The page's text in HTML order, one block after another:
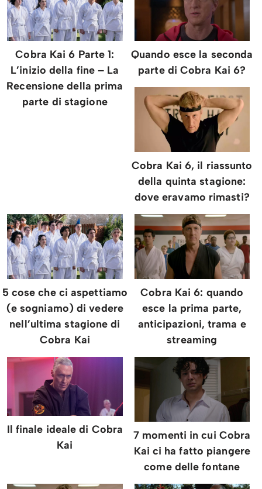
Cobra Kai 6 Parte 1:
L’inizio della fine – La
Recensione della prima
parte di stagione
Quando esce la seconda
parte di Cobra Kai 6?
Cobra Kai 6, il riassunto
della quinta stagione:
dove eravamo rimasti?
5 cose che ci aspettiamo
(e sogniamo) di vedere
nell’ultima stagione di
Cobra Kai
Cobra Kai 6: quando
esce la prima parte,
anticipazioni, trama e
streaming
Il finale ideale di Cobra
Kai
7 momenti in cui Cobra
Kai ci ha fatto piangere
come delle fontane